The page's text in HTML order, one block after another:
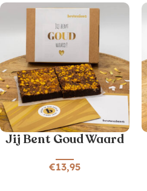
Jij Bent Goud Waard
€13,95